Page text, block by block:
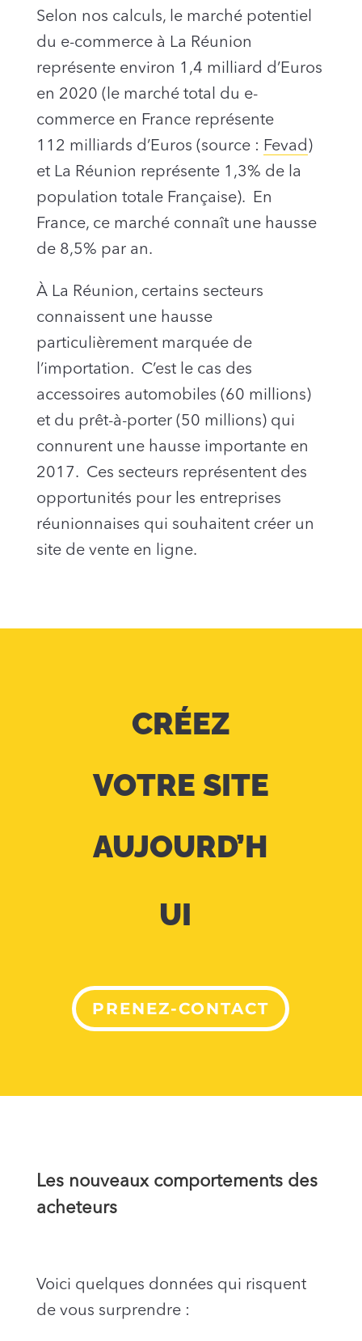
Selon nos calculs, le marché potentiel
du e-commerce à La Réunion
représente environ 1,4 milliard d’Euros
en 2020 (le marché total du e-
commerce en France représente
112 milliards d’Euros (source : Fevad )
et La Réunion représente 1,3% de la
population totale Française). En
France, ce marché connaît une hausse
de 8,5% par an.
À La Réunion, certains secteurs
connaissent une hausse
particulièrement marquée de
l’importation. C’est le cas des
accessoires automobiles (60 millions)
et du prêt-à-porter (50 millions) qui
connurent une hausse importante en
2017. Ces secteurs représentent des
opportunités pour les entreprises
réunionnaises qui souhaitent créer un
site de vente en ligne.
CRÉEZ
VOTRE SITE
AUJOURD’H
UI
PRENEZ-CONTACT
Les nouveaux comportements des
acheteurs
Voici quelques données qui risquent
de vous surprendre :